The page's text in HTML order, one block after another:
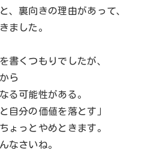
、裏向きの理由があって、
ました。
書くつもりでしたが、
ら
る可能性がある。
自分の価値を落とす」
ょっとやめときます。
なさいね。